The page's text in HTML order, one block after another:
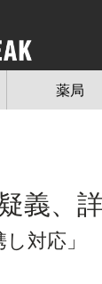
薬局
義、
対応」